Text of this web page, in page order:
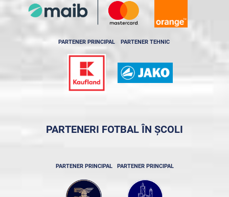
PARTENER PRINCIPAL PARTENER TEHNIC
PARTENERI FOTBAL ÎN ȘCOLI
PARTENER PRINCIPAL PARTENER PRINCIPAL